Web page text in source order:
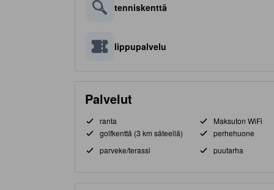
tenniskenttä
lippupalvelu
Palvelut
ranta
Maksuton WiFi
golfkenttä (3 km säteellä)
perhehuone
parveke/terassi
puutarha